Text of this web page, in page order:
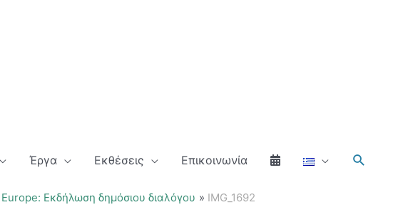
Έργα Εκθέσεις Επικοινωνία
Εκδήλωση δημόσιου διαλόγου IMG_1692